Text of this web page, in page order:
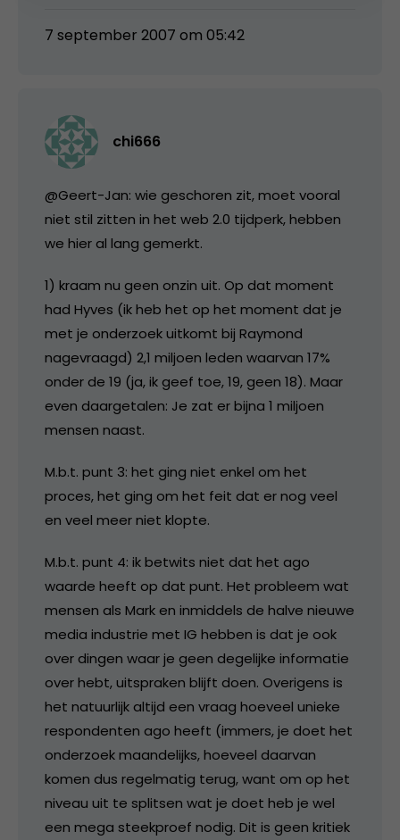
7 september 2007 om 05:42
chi666
@Geert-Jan: wie geschoren zit, moet vooral
niet stil zitten in het web 2.0 tijdperk, hebben
we hier al lang gemerkt.
1) kraam nu geen onzin uit. Op dat moment
had Hyves (ik heb het op het moment dat je
met je onderzoek uitkomt bij Raymond
nagevraagd) 2,1 miljoen leden waarvan 17%
onder de 19 (ja, ik geef toe, 19, geen 18). Maar
even daargetalen: Je zat er bijna 1 miljoen
mensen naast.
M.b.t. punt 3: het ging niet enkel om het
proces, het ging om het feit dat er nog veel
en veel meer niet klopte.
M.b.t. punt 4: ik betwits niet dat het ago
waarde heeft op dat punt. Het probleem wat
mensen als Mark en inmiddels de halve nieuwe
media industrie met IG hebben is dat je ook
over dingen waar je geen degelijke informatie
over hebt, uitspraken blijft doen. Overigens is
het natuurlijk altijd een vraag hoeveel unieke
respondenten ago heeft (immers, je doet het
onderzoek maandelijks, hoeveel daarvan
komen dus regelmatig terug, want om op het
niveau uit te splitsen wat je doet heb je wel
een mega steekproef nodig. Dit is geen kritiek